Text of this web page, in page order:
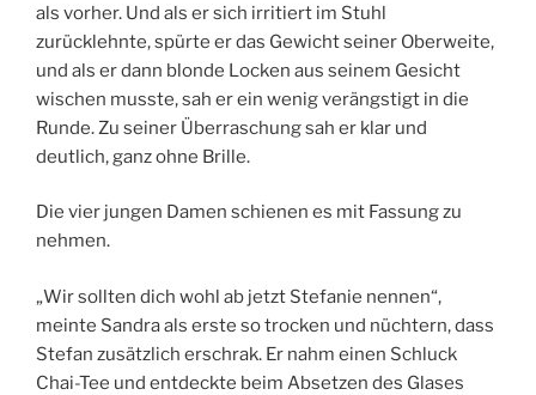
als vorher. Und als er sich irritiert im Stuhl
zurücklehnte, spürte er das Gewicht seiner Oberweite,
und als er dann blonde Locken aus seinem Gesicht
wischen musste, sah er ein wenig verängstigt in die
Runde. Zu seiner Überraschung sah er klar und
deutlich, ganz ohne Brille.
Die vier jungen Damen schienen es mit Fassung zu
nehmen.
„Wir sollten dich wohl ab jetzt Stefanie nennen“,
meinte Sandra als erste so trocken und nüchtern, dass
Stefan zusätzlich erschrak. Er nahm einen Schluck
Chai-Tee und entdeckte beim Absetzen des Glases